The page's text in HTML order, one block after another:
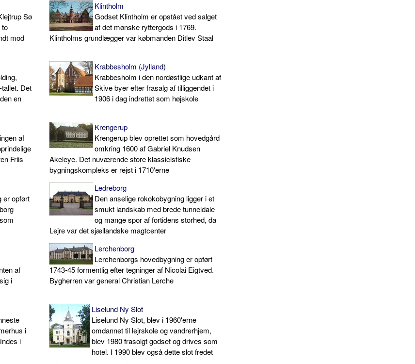
Sø
to
mod
Klintholm
Godset Klintholm er opstået ved salget
af det mønske ryttergods i 1769.
Klintholms grundlægger var købmanden Ditlev Staal
Det
en
Krabbesholm (Jylland)
Krabbesholm i den nordøstlige udkant af
Skive byer efter frasalg af tilliggendet i
1906 i dag indrettet som højskole
af
Friis
Krengerup
Krengerup blev oprettet som hovedgård
omkring 1600 af Gabriel Knudsen
Akeleye. Det nuværende store klassicistiske
bygningskompleks er rejst i 1710'erne
opført
Ledreborg
Den anselige rokokobygning ligger i et
smukt landskab med brede tunneldale
og mange spor af fortidens storhed, da
Lejre var det sjællandske magtcenter
af
i
Lerchenborg
Lerchenborgs hovedbygning er opført
1743-45 formentlig efter tegninger af Nicolai Eigtved.
Bygherren var general Christian Lerche
i
i
Liselund Ny Slot
Liselund Ny Slot, blev i 1960'erne
omdannet til lejrskole og vandrerhjem,
blev 1980 frasolgt godset og drives som
hotel. I 1990 blev også dette slot fredet